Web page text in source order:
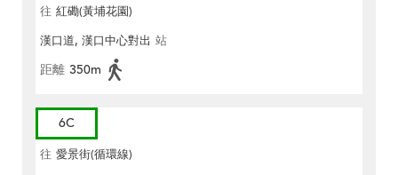
往 紅磡(黃埔花園)
漢口道, 漢口中心對出 站
距離 350m
6C
往 愛景街(循環線)